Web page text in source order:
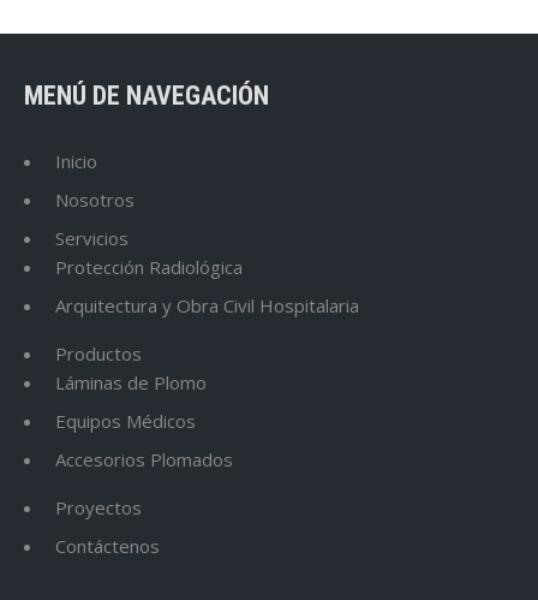
MENÚ DE NAVEGACIÓN
Inicio
Nosotros
Servicios
Protección Radiológica
Arquitectura y Obra Civil Hospitalaria
Productos
Láminas de Plomo
Equipos Médicos
Accesorios Plomados
Proyectos
Contáctenos